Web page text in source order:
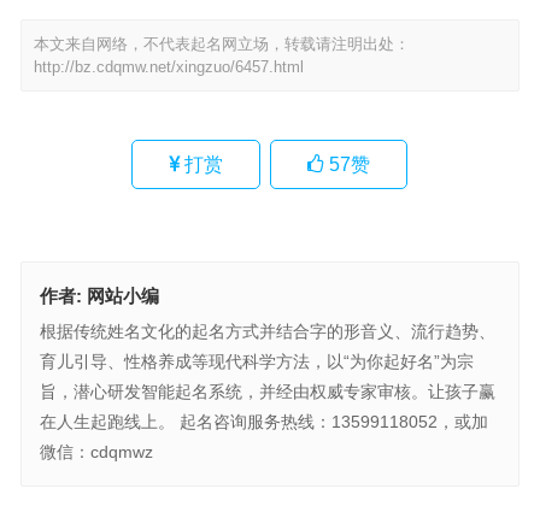
本文来自网络，不代表起名网立场，转载请注明出处：
http://bz.cdqmw.net/xingzuo/6457.html
打赏 57赞
作者: 网站小编
根据传统姓名文化的起名方式并结合字的形音义、流行趋势、
育儿引导、性格养成等现代科学方法，以“为你起好名”为宗
旨，潜心研发智能起名系统，并经由权威专家审核。让孩子赢
在人生起跑线上。 起名咨询服务热线：13599118052，或加
微信：cdqmwz